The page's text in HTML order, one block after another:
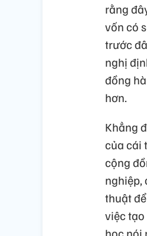
rằng
vốn có
trước
nghị
đồng
hơn.
Khẳng
của cái
cộng
nghiệp,
thuật
việc
học nói